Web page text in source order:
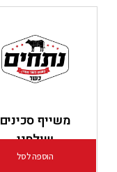
משייף סכינים
שולחני
הוספה לסל